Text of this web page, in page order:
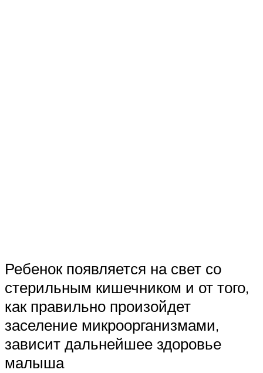
Ребенок появляется на свет со
стерильным кишечником и от того,
как правильно произойдет
заселение микроорганизмами,
зависит дальнейшее здоровье
малыша